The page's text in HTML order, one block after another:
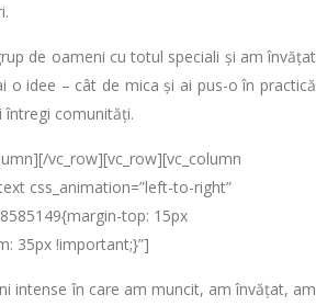
de oameni cu totul speciali și am învățat
o idee – cât de mica și ai pus-o în practică
întregi comunități.
vc_row][vc_row][vc_column
css_animation=”left-to-right”
top: 15px
35px !important;}”]
intense în care am muncit, am învățat, am